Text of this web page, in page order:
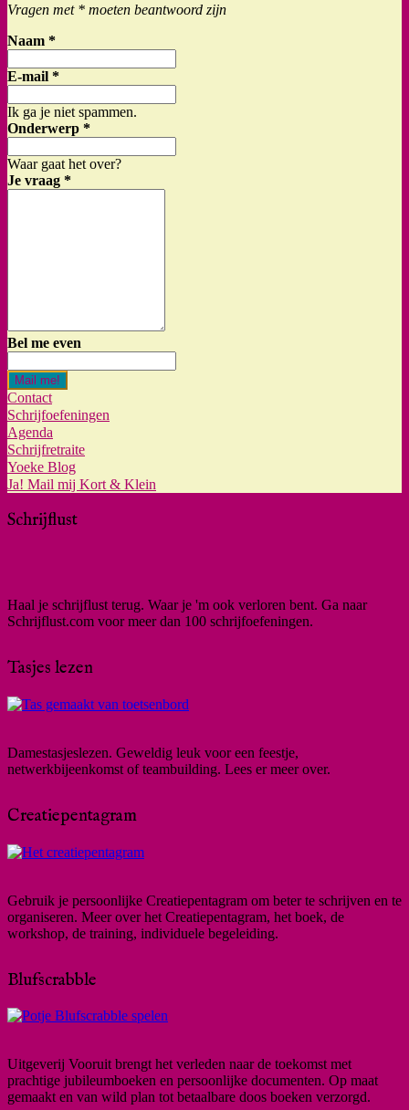
Vragen met * moeten beantwoord zijn
Naam *
E-mail *
Ik ga je niet spammen.
Onderwerp *
Waar gaat het over?
Je vraag *
Bel me even
Mail me!
Contact
Schrijfoefeningen
Agenda
Schrijfretraite
Yoeke Blog
Ja! Mail mij Kort & Klein
Schrijflust
Haal je schrijflust terug. Waar je 'm ook verloren bent. Ga naar
Schrijflust.com voor meer dan 100 schrijfoefeningen.
Tasjes lezen
Damestasjeslezen. Geweldig leuk voor een feestje,
netwerkbijeenkomst of teambuilding. Lees er meer over.
Creatiepentagram
Gebruik je persoonlijke Creatiepentagram om beter te schrijven en te
organiseren. Meer over het Creatiepentagram, het boek, de
workshop, de training, individuele begeleiding.
Blufscrabble
Uitgeverij Vooruit brengt het verleden naar de toekomst met
prachtige jubileumboeken en persoonlijke documenten. Op maat
gemaakt en van wild plan tot betaalbare doos boeken verzorgd.